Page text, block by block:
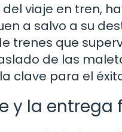
viaje en tren,
a salvo a su
trenes que
de las
clave para el
y la entrega